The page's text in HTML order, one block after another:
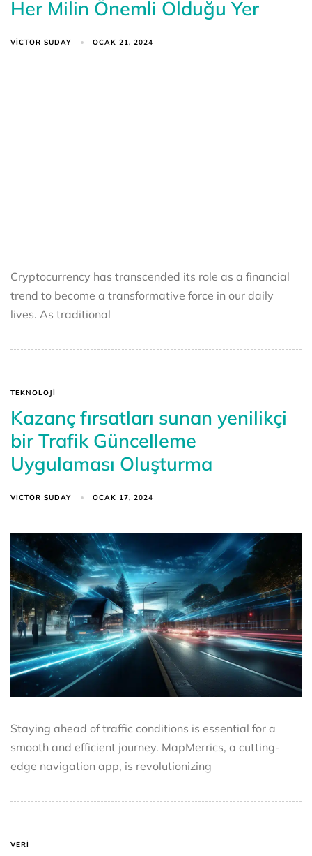
Her Milin Önemli Olduğu Yer
VICTOR SUDAY OCAK 21, 2024
Cryptocurrency has transcended its role as a financial
trend to become a transformative force in our daily
lives. As traditional
TEKNOLOJI
Kazanç fırsatları sunan yenilikçi
bir Trafik Güncelleme
Uygulaması Oluşturma
VICTOR SUDAY OCAK 17, 2024
Staying ahead of traffic conditions is essential for a
smooth and efficient journey. MapMerrics, a cutting-
edge navigation app, is revolutionizing
VERI